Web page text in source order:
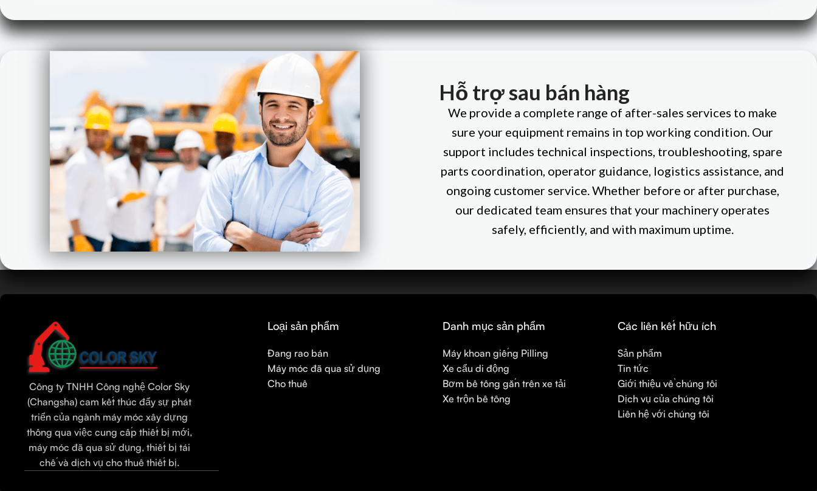
Hỗ trợ sau bán hàng
We provide a complete range of after-sales services to make
sure your equipment remains in top working condition. Our
support includes technical inspections, troubleshooting, spare
parts coordination, operator guidance, logistics assistance, and
ongoing customer service. Whether before or after purchase,
our dedicated team ensures that your machinery operates
safely, efficiently, and with maximum uptime.
Công ty TNHH Công nghệ Color Sky
(Changsha) cam kết thúc đẩy sự phát
triển của ngành máy móc xây dựng
thông qua việc cung cấp thiết bị mới,
máy móc đã qua sử dụng, thiết bị tái
chế và dịch vụ cho thuê thiết bị.
Loại sản phẩm
Đang rao bán
Máy móc đã qua sử dụng
Cho thuê
Danh mục sản phẩm
Máy khoan giếng Pilling
Xe cẩu di động
Bơm bê tông gắn trên xe tải
Xe trộn bê tông
Các liên kết hữu ích
Sản phẩm
Tin tức
Giới thiệu về chúng tôi
Dịch vụ của chúng tôi
Liên hệ với chúng tôi
Arabic
French
Spanish
Indonesian
Thai
Portuguese
Tamil